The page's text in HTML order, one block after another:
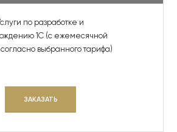
по разработке и
1С (с ежемесячной
выбранного тарифа)
ЗАКАЗАТЬ